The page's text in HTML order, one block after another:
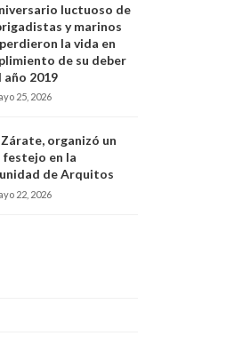
luctuoso de
y marinos
la vida en
de su deber
año 2019
25, 2026
Zárate, organizó un
festejo en la
de Arquitos
22, 2026